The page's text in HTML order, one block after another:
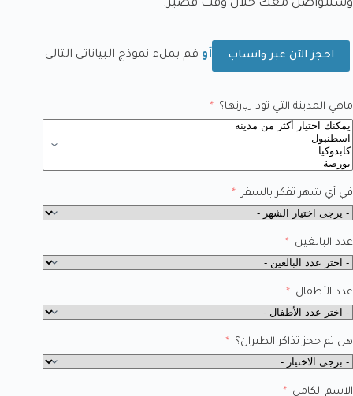
وسنتواصل معك خلال وقت قصير.
احجز الآن عبر واتساب أو قم بملء نموذج البياناتي التالي
ماهي المدينة التي تود زيارتها؟
في أي شهر تفكر بالسفر
عدد البالغين
عدد الأطفال
هل تم حجز تذاكر الطيران؟
الاسم الكامل